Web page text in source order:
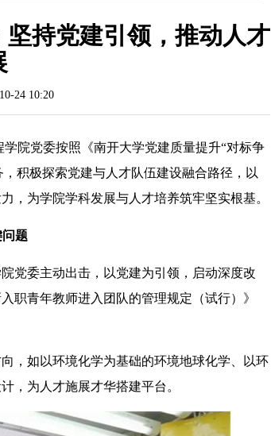
坚持党建引领，推动人才
24 10:20
院党委按照《南开大学党建质量提升“对标争
积极探索党建与人才队伍建设融合路径，以
，为学院学科发展与人才培养筑牢坚实根基。
题
委主动出击，以党建为引领，启动深度改
职青年教师进入团队的管理规定（试行）》
如以环境化学为基础的环境地球化学、以环
，为人才施展才华搭建平台。